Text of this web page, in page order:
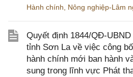
Hành chính Nông nghiệp-Lâm
Quyết định 1844/QĐ-
tỉnh Sơn La về việc công
hành chính mới ban hành
sung trong lĩnh vực Phát